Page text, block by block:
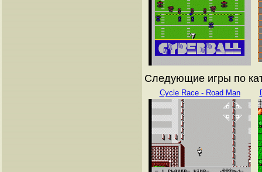
Следующие игры по
Cycle Race - Road Man